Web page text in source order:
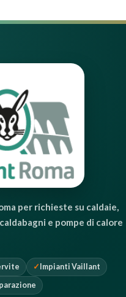
per richieste su caldaie,
e pompe di calore
Impianti Vaillant